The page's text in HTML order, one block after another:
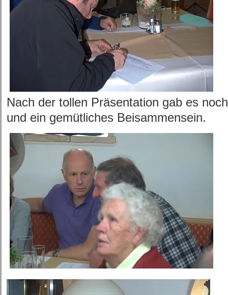
Nach der tollen Präsentation gab es
und ein gemütliches Beisammensein.